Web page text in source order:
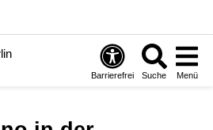
Barrierefrei Suche Menü